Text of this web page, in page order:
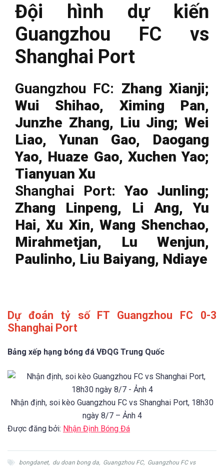
Đội hình dự kiến
Guangzhou FC vs
Shanghai Port
Guangzhou FC: Zhang Xianji;
Wui Shihao, Ximing Pan,
Junzhe Zhang, Liu Jing; Wei
Liao, Yunan Gao, Daogang
Yao, Huaze Gao, Xuchen Yao;
Tianyuan Xu
Shanghai Port:Yao Junling;
Zhang Linpeng, Li Ang, Yu
Hai, Xu Xin, Wang Shenchao,
Mirahmetjan, Lu Wenjun,
Paulinho, Liu Baiyang, Ndiaye
Dự đoán tỷ số FT Guangzhou FC 0-3
Shanghai Port
Bảng xếp hạng bóng đá VĐQG Trung Quốc
Nhận định, soi kèo Guangzhou FC vs Shanghai Port, 18h30
ngày 8/7 – Ảnh 4
Được đăng bởi: Nhận Định Bóng Đá
bongdanet, du doan bong da, Guangzhou FC, Guangzhou FC vs